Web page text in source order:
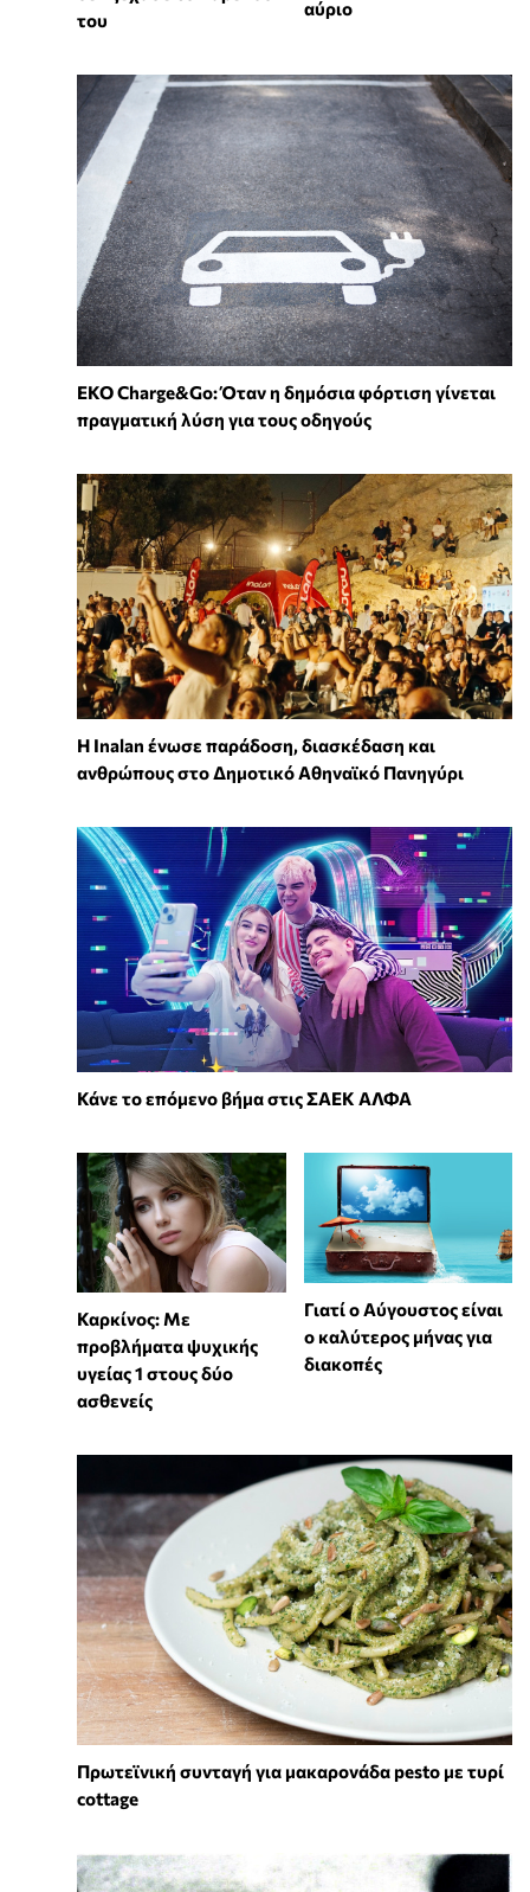
του
αύριο
EKO Charge&Go: Όταν η δημόσια φόρτιση γίνεται
πραγματική λύση για τους οδηγούς
Η Inalan ένωσε παράδοση, διασκέδαση και
ανθρώπους στο Δημοτικό Αθηναϊκό Πανηγύρι
Κάνε το επόμενο βήμα στις ΣΑΕΚ ΑΛΦΑ
Καρκίνος: Με
προβλήματα ψυχικής
υγείας 1 στους δύο
ασθενείς
Γιατί ο Αύγουστος είναι
ο καλύτερος μήνας για
διακοπές
Πρωτεϊνική συνταγή για μακαρονάδα pesto με τυρί
cottage